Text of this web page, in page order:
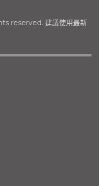
reserved. 建議使用最新